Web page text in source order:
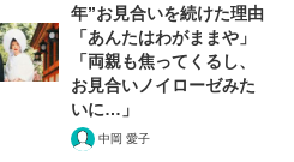
年”お見合いを続けた理由
「あんたはわがままや」
「両親も焦ってくるし、
お見合いノイローゼみた
いに…」
中岡 愛子